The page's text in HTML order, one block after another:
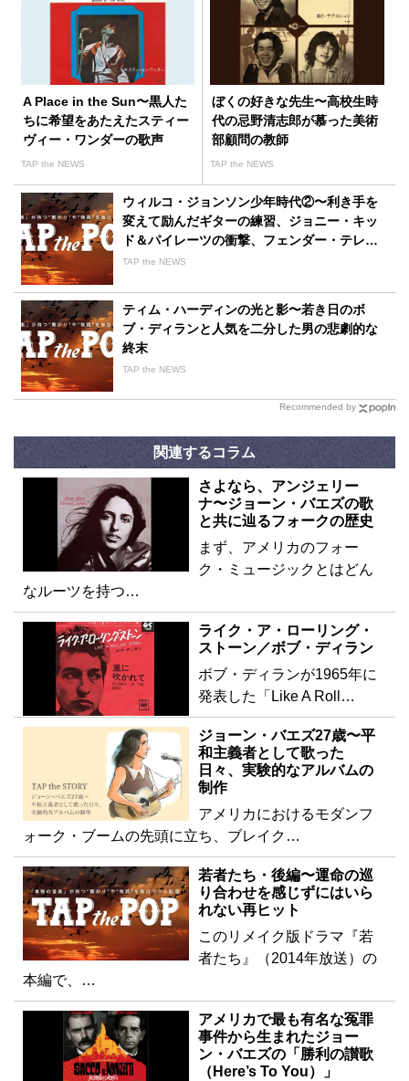
A Place in the Sun〜黒人た
ちに希望をあたえたスティー
ヴィー・ワンダーの歌声
TAP the NEWS
ぼくの好きな先生〜高校生時
代の忌野清志郎が慕った美術
部顧問の教師
TAP the NEWS
ウィルコ・ジョンソン少年時代②〜利き手を
変えて励んだギターの練習、ジョニー・キッ
ド＆パイレーツの衝撃、フェンダー・テレキ
ャスターに焦がれて
TAP the NEWS
ティム・ハーディンの光と影〜若き日のボ
ブ・ディランと人気を二分した男の悲劇的な
終末
TAP the NEWS
Recommended by
関連するコラム
さよなら、アンジェリー
ナ〜ジョーン・バエズの歌
と共に辿るフォークの歴史
まず、アメリカのフォー
ク・ミュージックとはどん
なルーツを持つ…
ライク・ア・ローリング・
ストーン／ボブ・ディラン
ボブ・ディランが1965年に
発表した「Like A Roll…
ジョーン・バエズ27歳〜平
和主義者として歌った
日々、実験的なアルバムの
制作
アメリカにおけるモダンフ
ォーク・ブームの先頭に立ち、ブレイク…
若者たち・後編〜運命の巡
り合わせを感じずにはいら
れない再ヒット
このリメイク版ドラマ『若
者たち』（2014年放送）の
本編で、…
アメリカで最も有名な冤罪
事件から生まれたジョー
ン・バエズの「勝利の讃歌
（Here’s To You）」